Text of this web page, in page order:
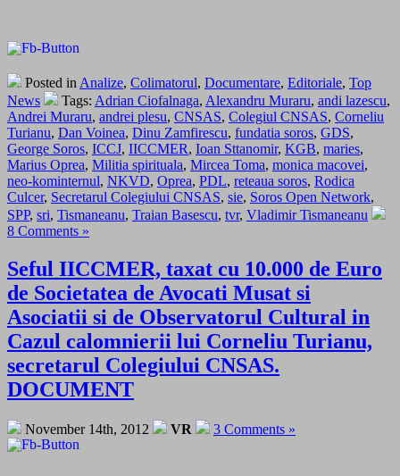
Posted in Analize, Colimatorul, Documentare, Editoriale, Top
News
Tags: Adrian Ciofalnaga, Alexandru Muraru, andi lazescu,
Andrei Muraru, andrei plesu, CNSAS, Colegiul CNSAS, Corneliu
Turianu, Dan Voinea, Dinu Zamfirescu, fundatia soros, GDS,
George Soros, ICCJ, IICCMER, Ioan Sttanomir, KGB, maries,
Marius Oprea, Militia spirituala, Mircea Toma, monica macovei,
neo-kominternul, NKVD, Oprea, PDL, reteaua soros, Rodica
Culcer, Secretarul Colegiului CNSAS, sie, Soros Open Network,
SPP, sri, Tismaneanu, Traian Basescu, tvr, Vladimir Tismaneanu
8 Comments »
Seful IICCMER, taxat cu 10.000 de Euro
de Societatea de Avocati Musat si
Asociatii si de Observatorul Cultural in
Cazul calomnierii lui Corneliu Turianu,
secretarul Colegiului CNSAS.
DOCUMENT
November 14th, 2012 VR 3 Comments »